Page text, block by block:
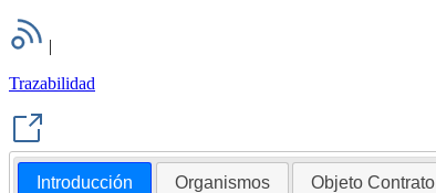
|
Trazabilidad
Introducción Organismos Objeto Contrato